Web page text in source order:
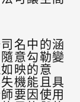
名中的涵
意勾勒變
映的意
機能且具
要因使用